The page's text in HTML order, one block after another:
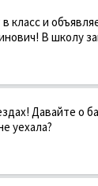
класс и
В школу
Давайте о
уехала?